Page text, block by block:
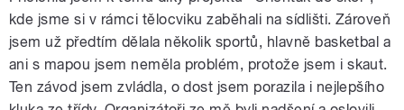
kde jsme si v rámci tělocviku zaběhali na sídlišti. Zároveň
jsem už předtím dělala několik sportů, hlavně basketbal a
ani s mapou jsem neměla problém, protože jsem i skaut.
Ten závod jsem zvládla, o dost jsem porazila i nejlepšího